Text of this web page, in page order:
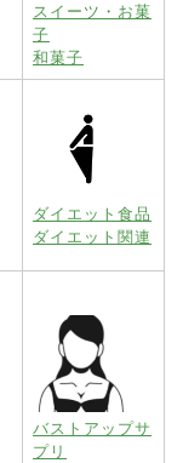
スイーツ・お菓
子
和菓子
ダイエット食品
ダイエット関連
バストアップサ
プリ